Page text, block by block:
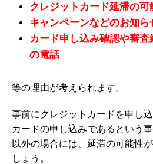
クレジットカード延滞の可
キャンペーンなどのお知ら
カード申し込み確認や審
の電話
等の理由が考えられます。
事前にクレジットカードを申し
カードの申し込みであるという
以外の場合には、延滞の可能性
しょう。